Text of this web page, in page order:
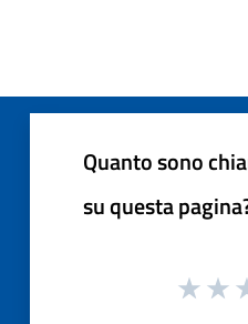
Quanto sono
su questa